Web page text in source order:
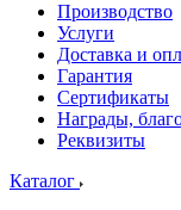
Производство
Услуги
Доставка и
Гарантия
Сертификаты
Награды,
Реквизиты
Каталог